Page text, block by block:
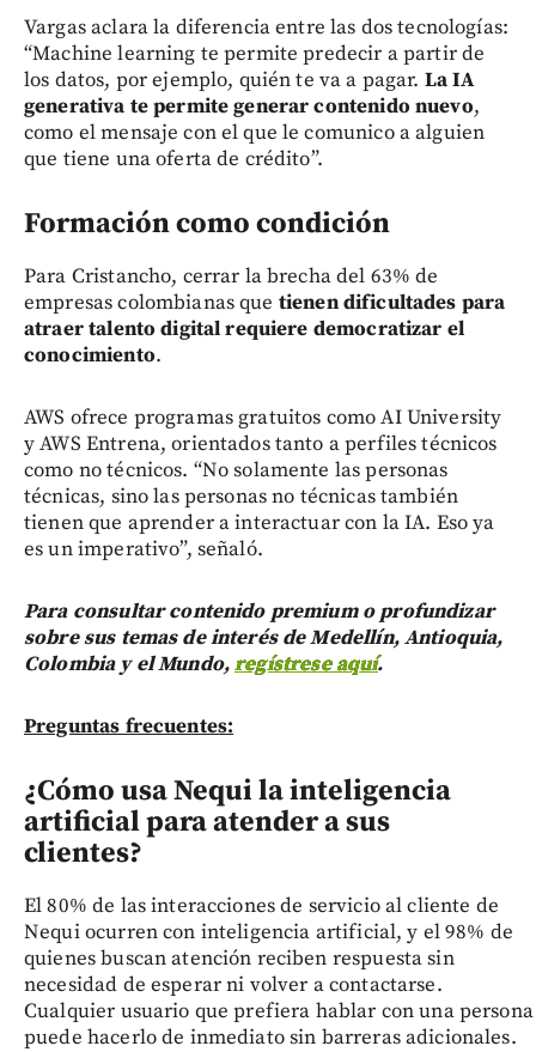
Vargas aclara la diferencia entre las dos tecnologías:
“Machine learning te permite predecir a partir de
los datos, por ejemplo, quién te va a pagar. La IA
generativa te permite generar contenido nuevo,
como el mensaje con el que le comunico a alguien
que tiene una oferta de crédito”.
Formación como condición
Para Cristancho, cerrar la brecha del 63% de
empresas colombianas que tienen dificultades para
atraer talento digital requiere democratizar el
conocimiento.
AWS ofrece programas gratuitos como AI University
y AWS Entrena, orientados tanto a perfiles técnicos
como no técnicos. “No solamente las personas
técnicas, sino las personas no técnicas también
tienen que aprender a interactuar con la IA. Eso ya
es un imperativo”, señaló.
Para consultar contenido premium o profundizar
sobre sus temas de interés de Medellín, Antioquia,
Colombia y el Mundo,regístrese aquí.
Preguntas frecuentes:
¿Cómo usa Nequi la inteligencia
artificial para atender a sus
clientes?
El 80% de las interacciones de servicio al cliente de
Nequi ocurren con inteligencia artificial, y el 98% de
quienes buscan atención reciben respuesta sin
necesidad de esperar ni volver a contactarse.
Cualquier usuario que prefiera hablar con una persona
puede hacerlo de inmediato sin barreras adicionales.